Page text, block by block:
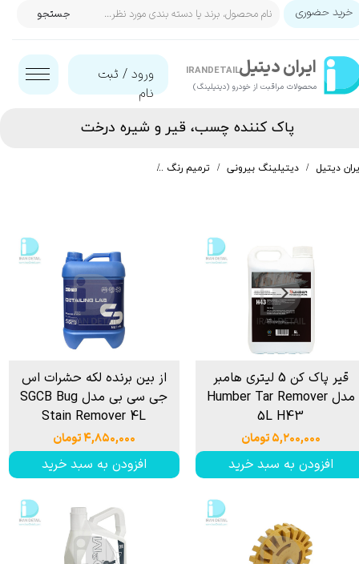
ایران‌ دیتیل
محصولات مراقبت از خودرو (دیتیلینگ)​​​​​​​
IRANDETAIL ورود / ثبت
نام
حساب کاربری من
تغییر گذر واژه
خروج از حساب کاربری
جستجو خرید حضوری
پاک کننده چسب، قیر و شیره درخت​​​​​​​
دیتیل دیتیلینگ بیرونی ترمیم رنگ
قیر پاک کن 5 لیتری هامبر
مدل Humber Tar Remover
5L H43
۵,۲۰۰,۰۰۰ تومان
افزودن به سبد خرید
از بین برنده لکه حشرات اس
جی سی بی مدل SGCB Bug
Stain Remover 4L
۴,۸۵۰,۰۰۰ تومان
افزودن به سبد خرید